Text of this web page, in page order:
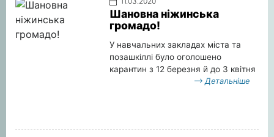
будівельних робіт у приміщенні
майбутнього ЦНАПу.
Шановна ніжинська
громадо!
У навчальних закладах міста та
позашкіллі було оголошено
карантин з 12 березня й до 3 квітня
Детальніше